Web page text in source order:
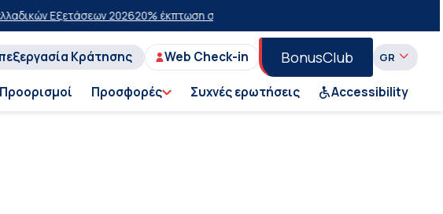
202620% έκπτωση στην οικονομική θέση σε επιλεγμένα δρομολόγια θέρους
Κράτησης Web Check-in BonusClub
Προορισμοί Προσφορές Συχνές ερωτήσεις Accessibility